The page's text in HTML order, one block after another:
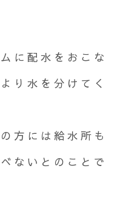
に配水をおこな
り水を分けてく
方には給水所も
ないとのことで